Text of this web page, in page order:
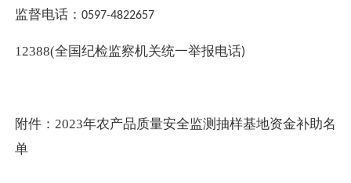
监督电话： 0597-4822657
12388(全国纪检监察机关统一举报电话)
附件： 2023年农产品质量安全监测抽样基地资金补助名
单